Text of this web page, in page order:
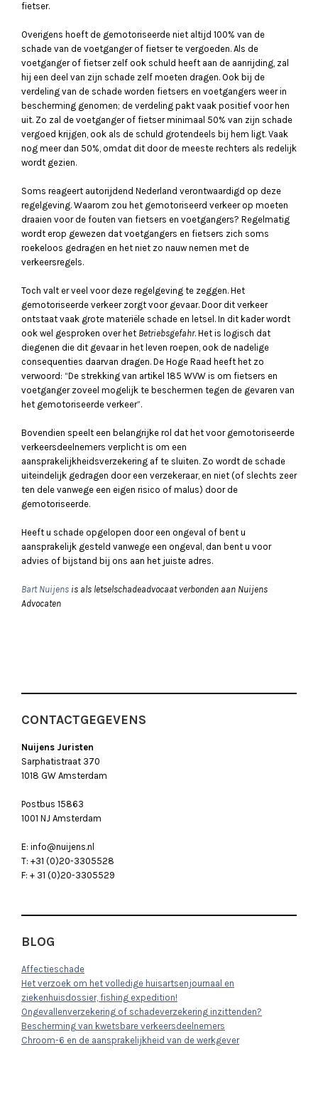
fietser.
Overigens hoeft de gemotoriseerde niet altijd 100% van de
schade van de voetganger of fietser te vergoeden. Als de
voetganger of fietser zelf ook schuld heeft aan de aanrijding, zal
hij een deel van zijn schade zelf moeten dragen. Ook bij de
verdeling van de schade worden fietsers en voetgangers weer in
bescherming genomen; de verdeling pakt vaak positief voor hen
uit. Zo zal de voetganger of fietser minimaal 50% van zijn schade
vergoed krijgen, ook als de schuld grotendeels bij hem ligt. Vaak
nog meer dan 50%, omdat dit door de meeste rechters als redelijk
wordt gezien.
Soms reageert autorijdend Nederland verontwaardigd op deze
regelgeving. Waarom zou het gemotoriseerd verkeer op moeten
draaien voor de fouten van fietsers en voetgangers? Regelmatig
wordt erop gewezen dat voetgangers en fietsers zich soms
roekeloos gedragen en het niet zo nauw nemen met de
verkeersregels.
Toch valt er veel voor deze regelgeving te zeggen. Het
gemotoriseerde verkeer zorgt voor gevaar. Door dit verkeer
ontstaat vaak grote materiële schade en letsel. In dit kader wordt
ook wel gesproken over het Betriebsgefahr. Het is logisch dat
diegenen die dit gevaar in het leven roepen, ook de nadelige
consequenties daarvan dragen. De Hoge Raad heeft het zo
verwoord: “De strekking van artikel 185 WVW is om fietsers en
voetganger zoveel mogelijk te beschermen tegen de gevaren van
het gemotoriseerde verkeer”.
Bovendien speelt een belangrijke rol dat het voor gemotoriseerde
verkeersdeelnemers verplicht is om een
aansprakelijkheidsverzekering af te sluiten. Zo wordt de schade
uiteindelijk gedragen door een verzekeraar, en niet (of slechts zeer
ten dele vanwege een eigen risico of malus) door de
gemotoriseerde.
Heeft u schade opgelopen door een ongeval of bent u
aansprakelijk gesteld vanwege een ongeval, dan bent u voor
advies of bijstand bij ons aan het juiste adres.
Bart Nuijens is als letselschadeadvocaat verbonden aan Nuijens
Advocaten
CONTACTGEGEVENS
Nuijens Juristen
Sarphatistraat 370
1018 GW Amsterdam
Postbus 15863
1001 NJ Amsterdam
E: info@nuijens.nl
T: +31 (0)20-3305528
F: + 31 (0)20-3305529
BLOG
Affectieschade
Het verzoek om het volledige huisartsenjournaal en
ziekenhuisdossier, fishing expedition!
Ongevallenverzekering of schadeverzekering inzittenden?
Bescherming van kwetsbare verkeersdeelnemers
Chroom-6 en de aansprakelijkheid van de werkgever